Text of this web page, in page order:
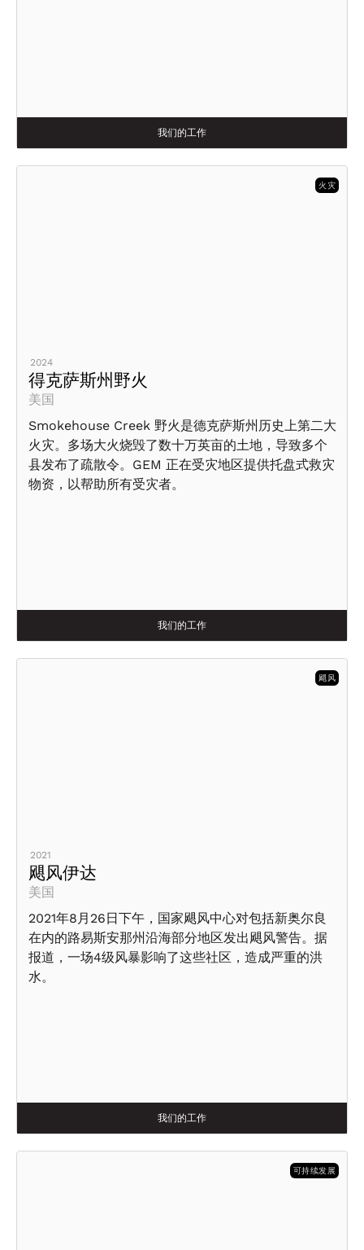
我们的工作
火灾
2024
得克萨斯州野火
美国
Smokehouse Creek 野火是德克萨斯州历史上第二大
火灾。多场大火烧毁了数十万英亩的土地，导致多个
县发布了疏散令。GEM 正在受灾地区提供托盘式救灾
物资，以帮助所有受灾者。
我们的工作
飓风
2021
飓风伊达
美国
2021年8月26日下午，国家飓风中心对包括新奥尔良
在内的路易斯安那州沿海部分地区发出飓风警告。据
报道，一场4级风暴影响了这些社区，造成严重的洪
水。
我们的工作
可持续发展